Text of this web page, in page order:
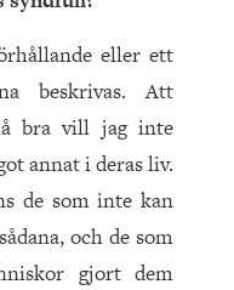
eller ett
beskrivas. Att
bra vill jag inte
annat i deras liv.
de som inte kan
och de som
gjort dem